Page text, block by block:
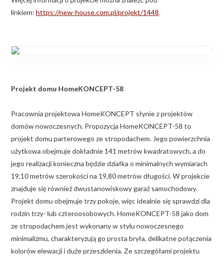
linkiem: https://new-house.com.pl/projekt/1448.
Projekt domu HomeKONCEPT-58
Pracownia projektowa HomeKONCEPT słynie z projektów
domów nowoczesnych. Propozycja HomeKONCEPT-58 to
projekt domu parterowego ze stropodachem. Jego powierzchnia
użytkowa obejmuje dokładnie 141 metrów kwadratowych, a do
jego realizacji konieczna będzie działka o minimalnych wymiarach
19,10 metrów szerokości na 19,80 metrów długości. W projekcie
znajduje się również dwustanowiskowy garaż samochodowy.
Projekt domu obejmuje trzy pokoje, więc idealnie się sprawdzi dla
rodzin trzy- lub czteroosobowych. HomeKONCEPT-58 jako dom
ze stropodachem jest wykonany w stylu nowoczesnego
minimalizmu, charakteryzują go prosta bryła, delikatne połączenia
kolorów elewacji i duże przeszklenia. Ze szczegółami projektu